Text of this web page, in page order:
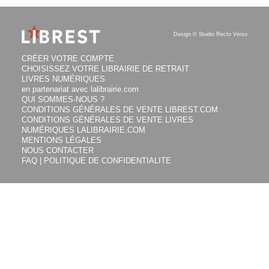
DISPONIBLE11.90€
Sampiero corso :
l'intégrale
FRÉDÉRIC BERTOCCHINI,
DISPONIBLE
FRÉDÉRIC BERTOCCHINI,
DISPONIBLE11.90
L'histoire de
1. Nous irons
Design © Studio Recto Verso
CRÉER VOTRE COMPTE
CHOISISSEZ VOTRE LIBRAIRIE DE RETRAIT
LIVRES NUMÉRIQUES
en partenariat avec lalibrairie.com
QUI SOMMES-NOUS ?
CONDITIONS GÉNÉRALES DE VENTE LIBREST.COM
CONDITIONS GÉNÉRALES DE VENTE LIVRES
NUMÉRIQUES LALIBRAIRIE.COM
MENTIONS LÉGALES
NOUS CONTACTER
FAQ | POLITIQUE DE CONFIDENTIALITE